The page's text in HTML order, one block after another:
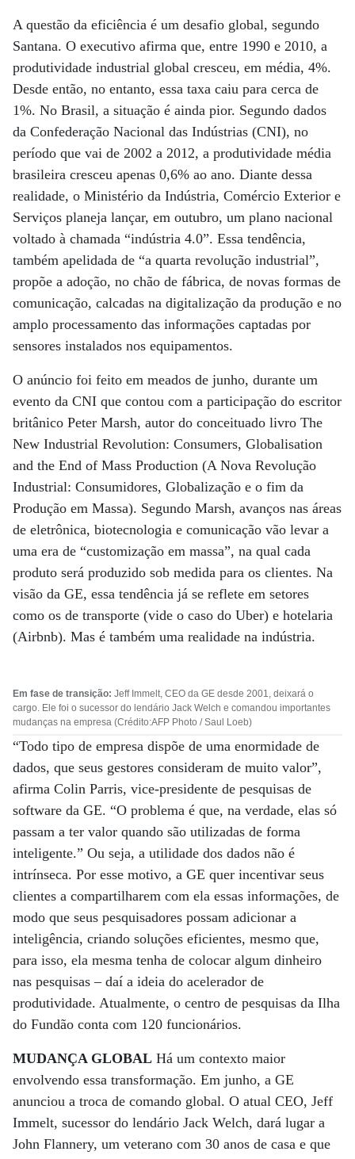
A questão da eficiência é um desafio global, segundo
Santana. O executivo afirma que, entre 1990 e 2010, a
produtividade industrial global cresceu, em média, 4%.
Desde então, no entanto, essa taxa caiu para cerca de
1%. No Brasil, a situação é ainda pior. Segundo dados
da Confederação Nacional das Indústrias (CNI), no
período que vai de 2002 a 2012, a produtividade média
brasileira cresceu apenas 0,6% ao ano. Diante dessa
realidade, o Ministério da Indústria, Comércio Exterior e
Serviços planeja lançar, em outubro, um plano nacional
voltado à chamada “indústria 4.0”. Essa tendência,
também apelidada de “a quarta revolução industrial”,
propõe a adoção, no chão de fábrica, de novas formas de
comunicação, calcadas na digitalização da produção e no
amplo processamento das informações captadas por
sensores instalados nos equipamentos.
O anúncio foi feito em meados de junho, durante um
evento da CNI que contou com a participação do escritor
britânico Peter Marsh, autor do conceituado livro The
New Industrial Revolution: Consumers, Globalisation
and the End of Mass Production (A Nova Revolução
Industrial: Consumidores, Globalização e o fim da
Produção em Massa). Segundo Marsh, avanços nas áreas
de eletrônica, biotecnologia e comunicação vão levar a
uma era de “customização em massa”, na qual cada
produto será produzido sob medida para os clientes. Na
visão da GE, essa tendência já se reflete em setores
como os de transporte (vide o caso do Uber) e hotelaria
(Airbnb). Mas é também uma realidade na indústria.
Em fase de transição: Jeff Immelt, CEO da GE desde 2001, deixará o
cargo. Ele foi o sucessor do lendário Jack Welch e comandou importantes
mudanças na empresa (Crédito:AFP Photo / Saul Loeb)
“Todo tipo de empresa dispõe de uma enormidade de
dados, que seus gestores consideram de muito valor”,
afirma Colin Parris, vice-presidente de pesquisas de
software da GE. “O problema é que, na verdade, elas só
passam a ter valor quando são utilizadas de forma
inteligente.” Ou seja, a utilidade dos dados não é
intrínseca. Por esse motivo, a GE quer incentivar seus
clientes a compartilharem com ela essas informações, de
modo que seus pesquisadores possam adicionar a
inteligência, criando soluções eficientes, mesmo que,
para isso, ela mesma tenha de colocar algum dinheiro
nas pesquisas – daí a ideia do acelerador de
produtividade. Atualmente, o centro de pesquisas da Ilha
do Fundão conta com 120 funcionários.
MUDANÇA GLOBAL Há um contexto maior
envolvendo essa transformação. Em junho, a GE
anunciou a troca de comando global. O atual CEO, Jeff
Immelt, sucessor do lendário Jack Welch, dará lugar a
John Flannery, um veterano com 30 anos de casa e que